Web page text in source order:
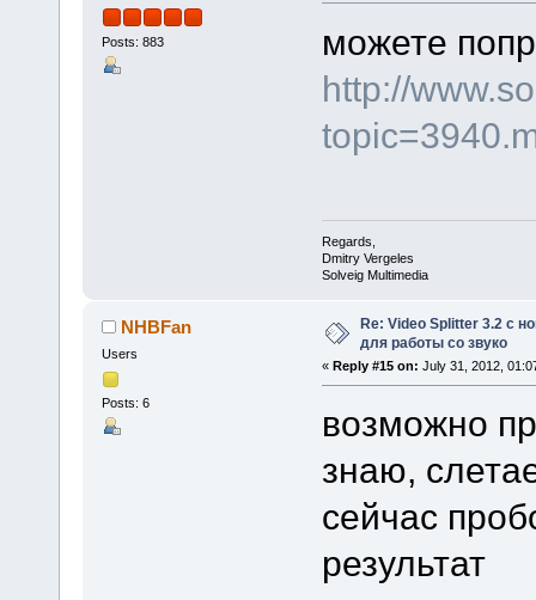
Posts: 883
можете
http://
Regards,
Dmitry Vergeles
Solveig Multimedia
NHBFan
Users
Posts: 6
Re: Video Splitter 3.2 c
для работы со звуко
« Reply #15 on: July 31, 2012,
возможно
знаю,
сейчас
результат